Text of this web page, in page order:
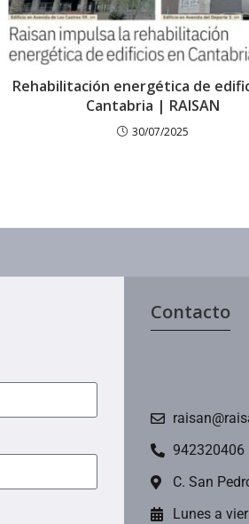
Rehabilitación energética de
Cantabria | RAISAN
30/07/2025
Contacto
942320406
C. San
Lunes a